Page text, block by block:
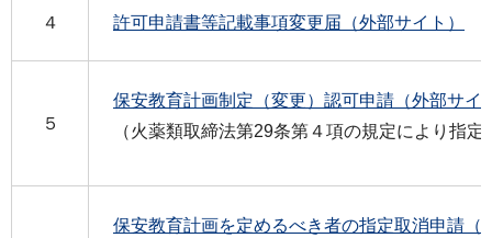
４ 許可申請書等記載事項変更届（外部サイト）
５
保安教育計画制定（変更）認可申請（外部サイ
（火薬類取締法第29条第４項の規定により指
保安教育計画を定めるべき者の指定取消申請（